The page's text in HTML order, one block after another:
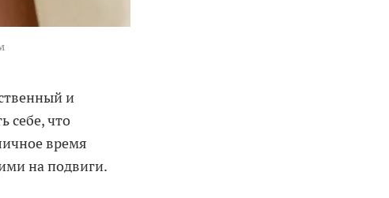
и
себе, что
время
на подвиги.